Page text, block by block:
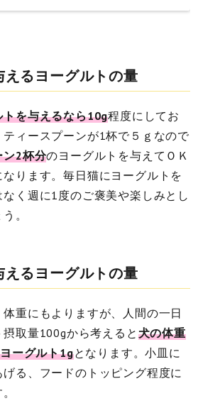
えるヨーグルトの量
トを与えるなら10g程度にしてお
ティースプーンが1杯で５ｇなので
ン2杯分のヨーグルトを与えてＯＫ
なります。毎日猫にヨーグルトを
く週に1度のご褒美や楽しみとし
。
えるヨーグルトの量
重にもよりますが、人間の一日
取量100gから考えると 犬の体重
ーグルト1gとなります。小皿に
る、フードのトッピング程度に